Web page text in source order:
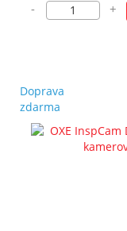
- +
Doprava
zdarma